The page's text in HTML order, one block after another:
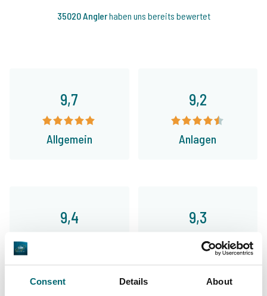
Consent Details About
35020 Anglerhaben uns bereits bewertet
9,7
Allgemein
9,2
Anlagen
9,4 9,3
Betreuung